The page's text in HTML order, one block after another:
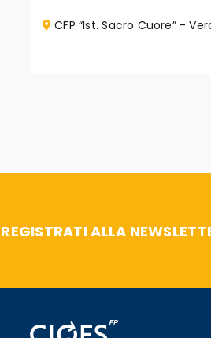
CFP “Ist. Sacro Cuore” -
REGISTRATI ALLA